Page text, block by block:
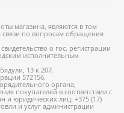
магазина, являются в том
связи по вопросам обращения
о гос. регистрации
исполнительным
13 к.207.
572156.
органа,
покупателей в соответствии с
и юридических лиц: +375 (17)
и услуг администрации